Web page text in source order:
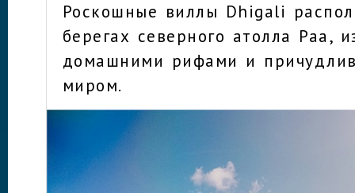
Роскошные виллы Dhigali
берегах северного атолла Раа,
домашними рифами и
миром.